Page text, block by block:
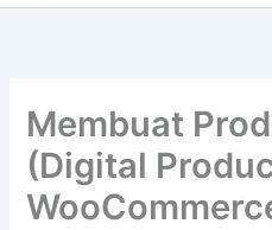
Membuat
(Digital